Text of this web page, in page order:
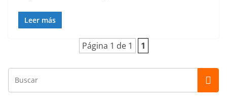
Leer más
Página 1 de 1 1